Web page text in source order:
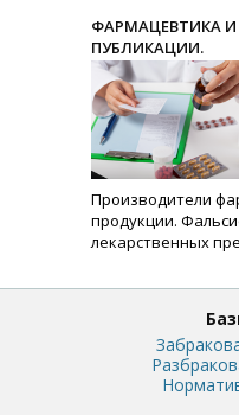
ФАРМАЦЕВТИКА
ПУБЛИКАЦИИ.
Производители
продукции.
лекарственных